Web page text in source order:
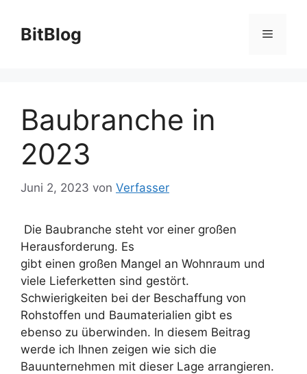
Inhalt
springen
BitBlog Menü
Baubranche in
2023
Juni 2, 2023 von Verfasser
Die Baubranche steht vor einer großen
Herausforderung. Es
gibt einen großen Mangel an Wohnraum und
viele Lieferketten sind gestört.
Schwierigkeiten bei der Beschaffung von
Rohstoffen und Baumaterialien gibt es
ebenso zu überwinden. In diesem Beitrag
werde ich Ihnen zeigen wie sich die
Bauunternehmen mit dieser Lage arrangieren.